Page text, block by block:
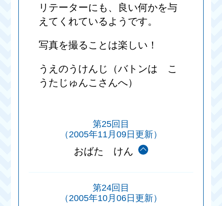
リテーターにも、良い何かを与
えてくれているようです。
写真を撮ることは楽しい！
うえのうけんじ（バトンは こ
うたじゅんこさんへ）
第25回目
（2005年11月09日更新）
おばた けん
第24回目
（2005年10月06日更新）